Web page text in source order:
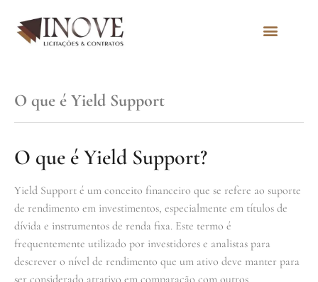
O que é Yield Support
O que é Yield Support?
Yield Support é um conceito financeiro que se refere ao suporte
de rendimento em investimentos, especialmente em títulos de
dívida e instrumentos de renda fixa. Este termo é
frequentemente utilizado por investidores e analistas para
descrever o nível de rendimento que um ativo deve manter para
ser considerado atrativo em comparação com outros